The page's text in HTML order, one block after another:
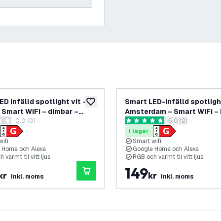
lägg till i önskelistan
infälld spotlight vit –
WiFi – dimbar –
– 3-pack
0.0 (0)
och Alexa
varmt til vitt ljus
inkl. moms
Smart LED-infälld
Amsterdam – Smart WiFi –
– RGB+CCTöppna
5 stjärnbetyg 5.0 (2)
I lager
Smart wifi
Google Home och Alexa
RGB och varmt til vitt ljus
149kr inkl. moms